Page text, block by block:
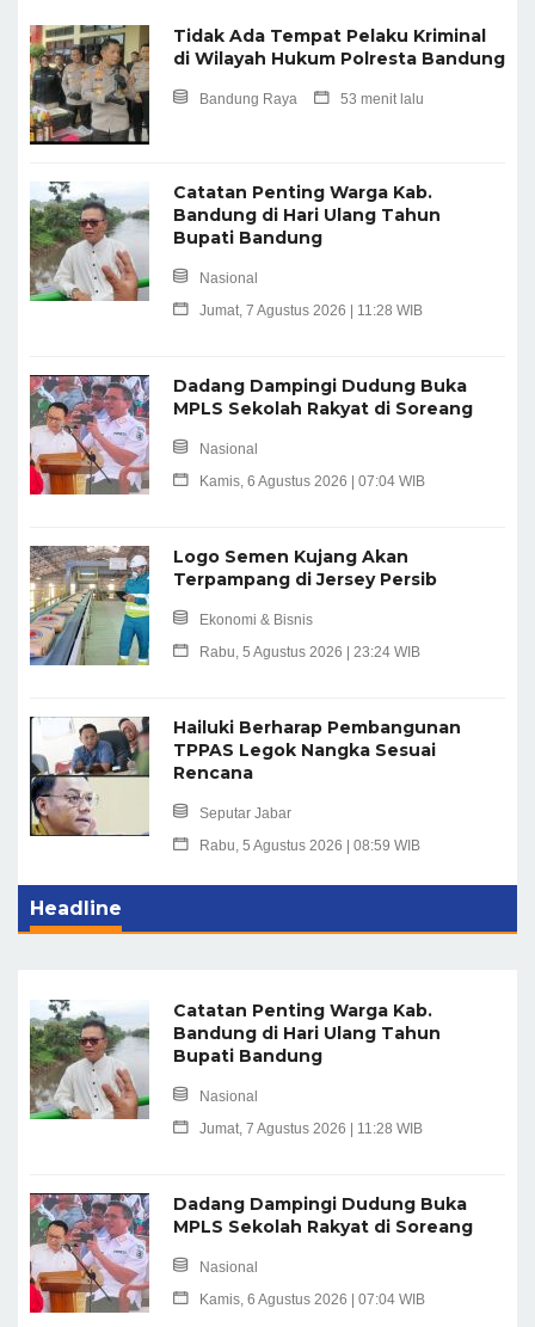
Tidak Ada Tempat Pelaku Kriminal
di Wilayah Hukum Polresta Bandung
Bandung Raya 53 menit lalu
Catatan Penting Warga Kab.
Bandung di Hari Ulang Tahun
Bupati Bandung
Nasional
Jumat, 7 Agustus 2026 | 11:28 WIB
Dadang Dampingi Dudung Buka
MPLS Sekolah Rakyat di Soreang
Nasional
Kamis, 6 Agustus 2026 | 07:04 WIB
Logo Semen Kujang Akan
Terpampang di Jersey Persib
Ekonomi & Bisnis
Rabu, 5 Agustus 2026 | 23:24 WIB
Hailuki Berharap Pembangunan
TPPAS Legok Nangka Sesuai
Rencana
Seputar Jabar
Rabu, 5 Agustus 2026 | 08:59 WIB
Headline
Catatan Penting Warga Kab.
Bandung di Hari Ulang Tahun
Bupati Bandung
Nasional
Jumat, 7 Agustus 2026 | 11:28 WIB
Dadang Dampingi Dudung Buka
MPLS Sekolah Rakyat di Soreang
Nasional
Kamis, 6 Agustus 2026 | 07:04 WIB